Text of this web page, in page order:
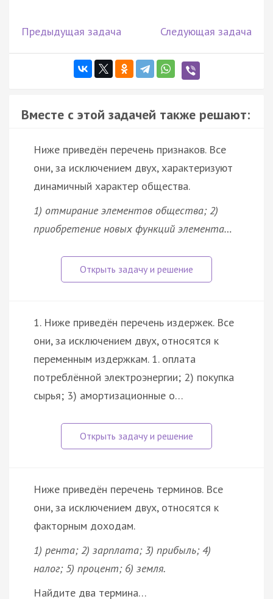
Предыдущая задача Следующая задача
Вместе с этой задачей также решают:
Ниже приведён перечень признаков. Все
они, за исключением двух, характеризуют
динамичный характер общества.
1) отмирание элементов общества; 2)
приобретение новых функций элемента…
1. Ниже приведён перечень издержек. Все
они, за исключением двух, относятся к
переменным издержкам. 1. оплата
потреблённой электроэнергии; 2) покупка
сырья; 3) амортизационные о…
Ниже приведён перечень терминов. Все
они, за исключением двух, относятся к
факторным доходам.
1) рента; 2) зарплата; 3) прибыль; 4)
налог; 5) процент; 6) земля.
Найдите два термина…